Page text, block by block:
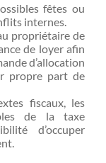
fêtes ou
internes.
propriétaire de
de loyer afin
d’allocation
propre part de
fiscaux, les
de la taxe
d’occuper